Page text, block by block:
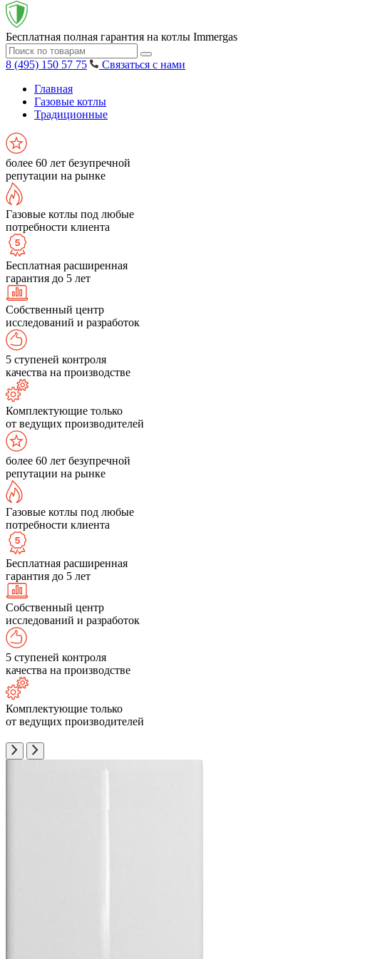
Бесплатная полная гарантия на котлы Immergas
8 (495) 150 57 75
Связаться с нами
Главная
Газовые котлы
Традиционные
более 60 лет безупречной
репутации на рынке
Газовые котлы под любые
потребности клиента
Бесплатная расширенная
гарантия до 5 лет
Собственный центр
исследований и разработок
5 ступеней контроля
качества на производстве
Комплектующие только
от ведущих производителей
более 60 лет безупречной
репутации на рынке
Газовые котлы под любые
потребности клиента
Бесплатная расширенная
гарантия до 5 лет
Собственный центр
исследований и разработок
5 ступеней контроля
качества на производстве
Комплектующие только
от ведущих производителей